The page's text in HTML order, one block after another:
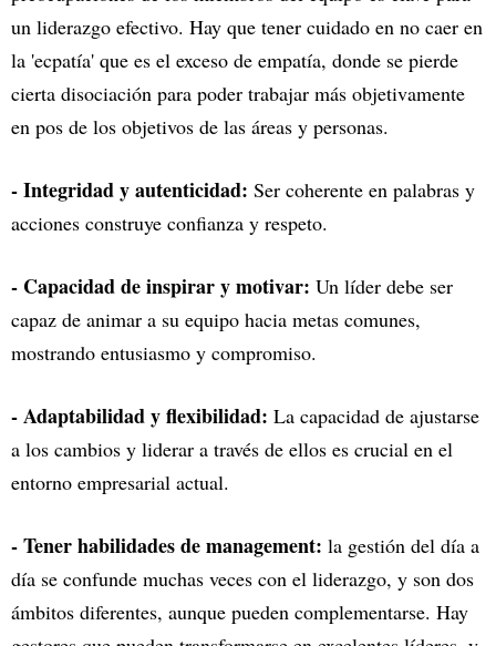
un liderazgo efectivo. Hay que tener cuidado en no caer en
la 'ecpatía' que es el exceso de empatía, donde se pierde
cierta disociación para poder trabajar más objetivamente
en pos de los objetivos de las áreas y personas.
- Integridad y autenticidad: Ser coherente en palabras y
acciones construye confianza y respeto.
- Capacidad de inspirar y motivar: Un líder debe ser
capaz de animar a su equipo hacia metas comunes,
mostrando entusiasmo y compromiso.
- Adaptabilidad y flexibilidad: La capacidad de ajustarse
a los cambios y liderar a través de ellos es crucial en el
entorno empresarial actual.
- Tener habilidades de management: la gestión del día a
día se confunde muchas veces con el liderazgo, y son dos
ámbitos diferentes, aunque pueden complementarse. Hay